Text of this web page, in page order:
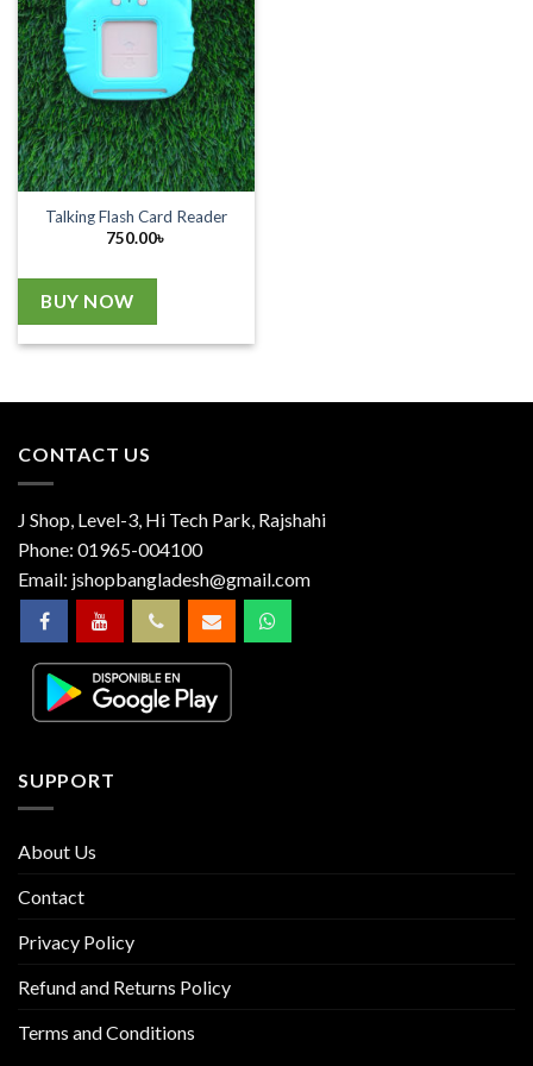
Talking Flash Card Reader
750.00৳
BUY NOW
CONTACT US
J Shop, Level-3, Hi Tech Park, Rajshahi
Phone: 01965-004100
Email: jshopbangladesh@gmail.com
SUPPORT
About Us
Contact
Privacy Policy
Refund and Returns Policy
Terms and Conditions